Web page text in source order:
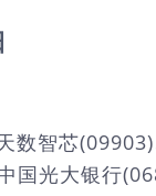
数智芯
国光大银行